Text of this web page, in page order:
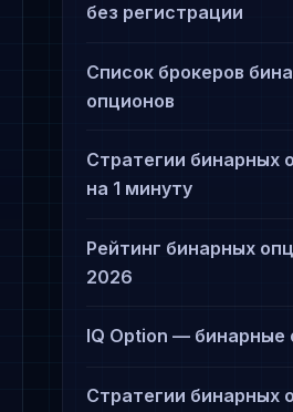
без регистрации
Список брокеров
опционов
Стратегии бинарных
на 1 минуту
Рейтинг бинарных
2026
IQ Option — бинарные
Стратегии бинарных